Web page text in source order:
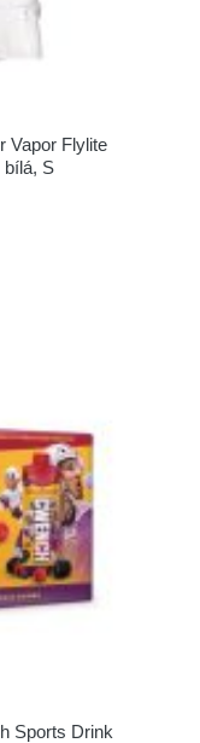
Vapor Flylite
bílá, S
Sports Drink